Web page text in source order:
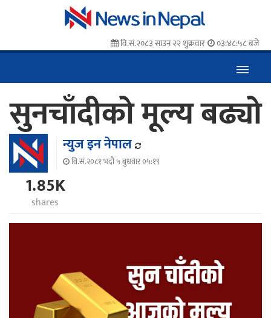
वि.सं.२०८३ साउन २२ शुक्रवार ०३:४८:५९ बजे
सुनचाँदीको मूल्य बढ्यो
न्युज इन नेपाल
वि.सं.२०८१ भदौ ५ बुधवार ०५:१९
1.85K
shares